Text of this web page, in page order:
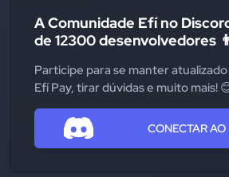
A Comunidade Efí no
de 12300 desenvolvedores
Participe para se manter
Efí Pay, tirar dúvidas e muito mais!
CONECTAR AO